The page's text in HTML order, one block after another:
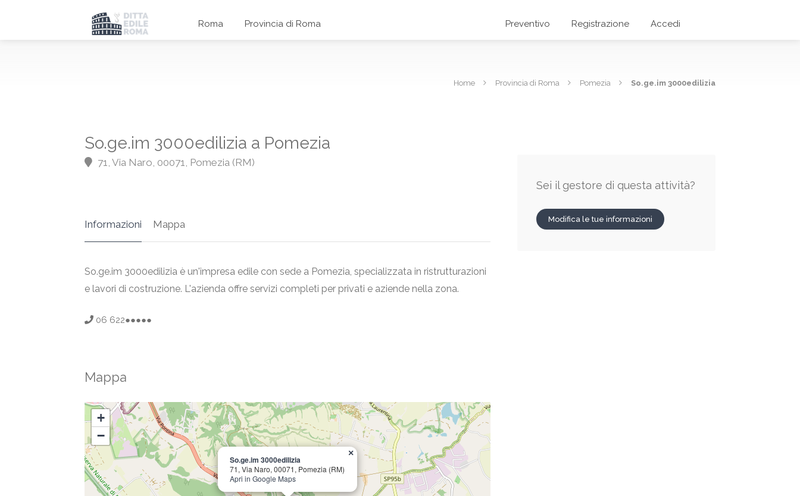
Roma Provincia di Roma Preventivo Registrazione Accedi
Home Provincia di Roma Pomezia So.ge.im 3000edilizia
So.ge.im 3000edilizia a Pomezia
71, Via Naro, 00071, Pomezia (RM)
Informazioni Mappa
So.ge.im 3000edilizia è un'impresa edile con sede a Pomezia, specializzata in ristrutturazioni
e lavori di costruzione. L'azienda offre servizi completi per privati e aziende nella zona.
06 622●●●●●
Mappa
So.ge.im 3000edilizia
71, Via Naro, 00071, Pomezia (RM)
Apri in Google Maps
×
+
−
Sei il gestore di questa attività?
Modifica le tue informazioni